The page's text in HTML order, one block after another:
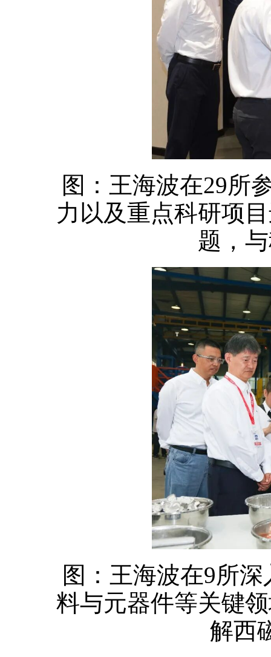
图：王海波在29所
力以及重点科研项
题，
图：王海波在9所
料与元器件等关键
解西